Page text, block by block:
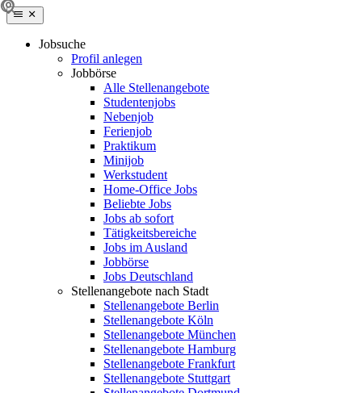
Jobsuche
Profil anlegen
Jobbörse
Alle Stellenangebote
Studentenjobs
Nebenjob
Ferienjob
Praktikum
Minijob
Werkstudent
Home-Office Jobs
Beliebte Jobs
Jobs ab sofort
Tätigkeitsbereiche
Jobs im Ausland
Jobbörse
Jobs Deutschland
Stellenangebote nach Stadt
Stellenangebote Berlin
Stellenangebote Köln
Stellenangebote München
Stellenangebote Hamburg
Stellenangebote Frankfurt
Stellenangebote Stuttgart